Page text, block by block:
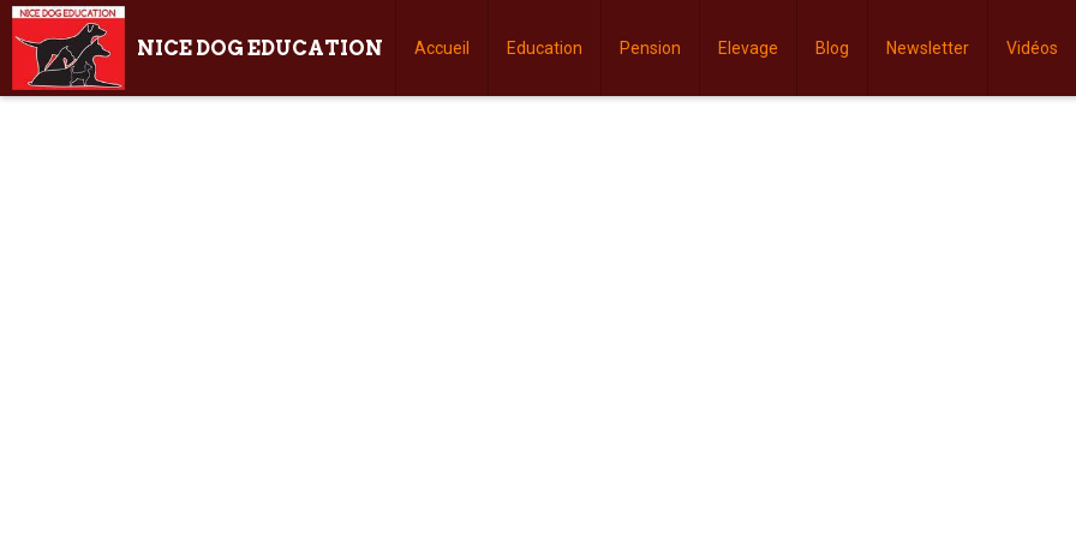
NICE DOG EDUCATION Accueil Education Pension Elevage Blog Newsletter Vidéos